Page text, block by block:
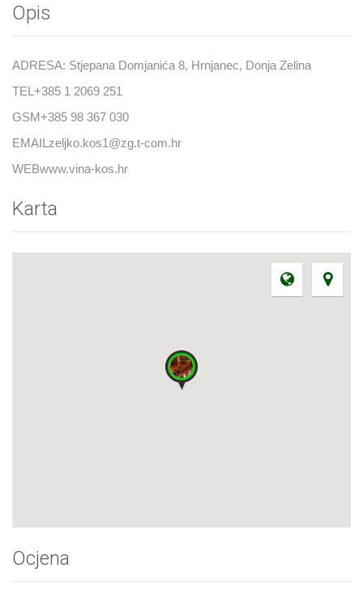
Opis
ADRESA: Stjepana Domjanića 8, Hrnjanec, Donja Zelina
TEL+385 1 2069 251
GSM+385 98 367 030
EMAILzeljko.kos1@zg.t-com.hr
WEBwww.vina-kos.hr
Karta
Ocjena